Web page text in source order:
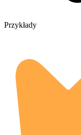
Przykłady